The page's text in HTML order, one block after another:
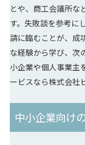
とや、商工会議所な
す。失敗談を参考に
請に臨むことが、成
な経験から学び、次
小企業や個人事業主
ービスなら株式会社
中小企業向け